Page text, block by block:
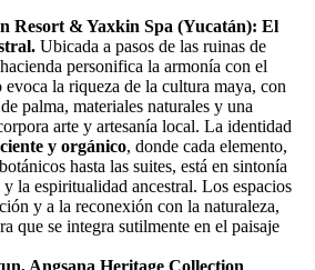
Resort & Yaxkin Spa (Yucatán): El
Ubicada a pasos de las ruinas de
personifica la armonía con el
evoca la riqueza de la cultura maya, con
palma, materiales naturales y una
arte y artesanía local. La identidad
y orgánico, donde cada elemento,
hasta las suites, está en sintonía
la espiritualidad ancestral. Los espacios
y a la reconexión con la naturaleza,
que se integra sutilmente en el paisaje